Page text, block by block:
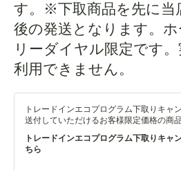
す。※下取商品を先に当
後の発送となります。
リーダイヤル限定です
利用できません。
トレードインエコプログラム下取りキャ
送付していただけるお客様限定価格の商品
トレードインエコプログラム下取りキャ
ちら